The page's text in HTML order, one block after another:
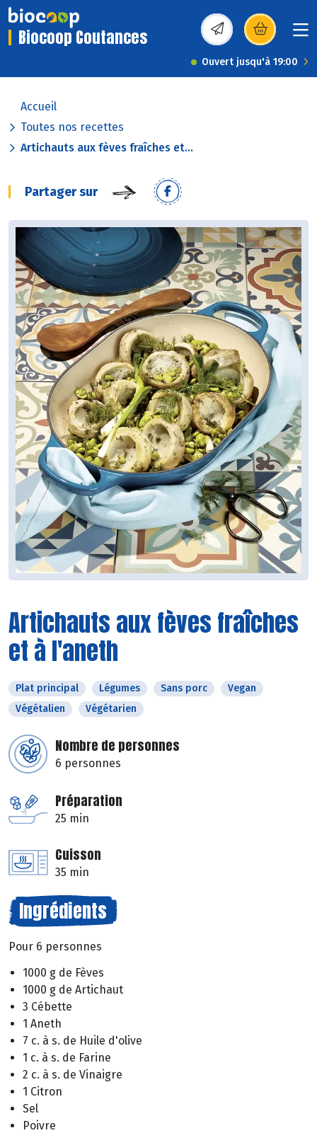
Biocoop Coutances (s’ouvre dans une
Ouvert jusqu'à 19:00
Accueil
Toutes nos recettes
Artichauts aux fèves fraîches et...
Partager sur
Artichauts aux fèves fraîches
et à l'aneth
Plat principal Légumes Sans porc
Vegan
Végétalien
Végétarien
Nombre de personnes
6 personnes
Préparation
25 min
Cuisson
35 min
Ingrédients
Pour 6 personnes
1000 g de Fèves
1000 g de Artichaut
3 Cébette
1 Aneth
7 c. à s. de Huile d'olive
1 c. à s. de Farine
2 c. à s. de Vinaigre
1 Citron
Sel
Poivre